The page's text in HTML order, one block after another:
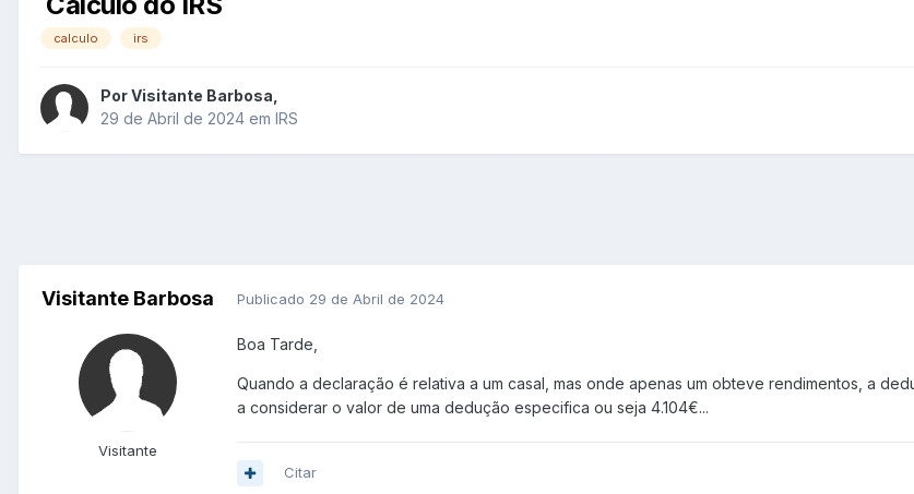
calculo irs
PorVisitante Barbosa
29 de Abril de 2024 em IRS
Visitante Barbosa
Visitante
Publicado 29 de Abril de 2024
Boa Tarde,
Quando a declaração é relativa a um casal, mas onde apenas um obteve rendimentos, a
a considerar o valor de uma dedução especifica ou seja 4.104€...
Citar